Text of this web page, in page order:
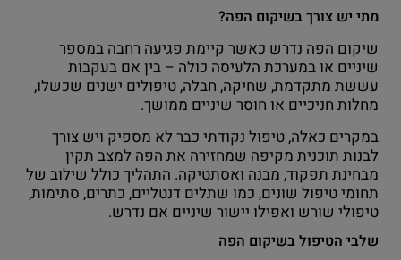
מתי יש צורך בשיקום הפה?
שיקום הפה נדרש כאשר קיימת פגיעה רחבה במספר
שיניים או במערכת הלעיסה כולה – בין אם בעקבות
עששת מתקדמת, שחיקה, חבלה, טיפולים ישנים שכשלו,
מחלות חניכיים או חוסר שיניים ממושך.
במקרים כאלה, טיפול נקודתי כבר לא מספיק ויש צורך
לבנות תוכנית מקיפה שמחזירה את הפה למצב תקין
מבחינת תפקוד, מבנה ואסתטיקה. התהליך כולל שילוב של
תחומי טיפול שונים, כמו שתלים דנטליים, כתרים, סתימות,
טיפולי שורש ואפילו יישור שיניים אם נדרש.
שלבי הטיפול בשיקום הפה